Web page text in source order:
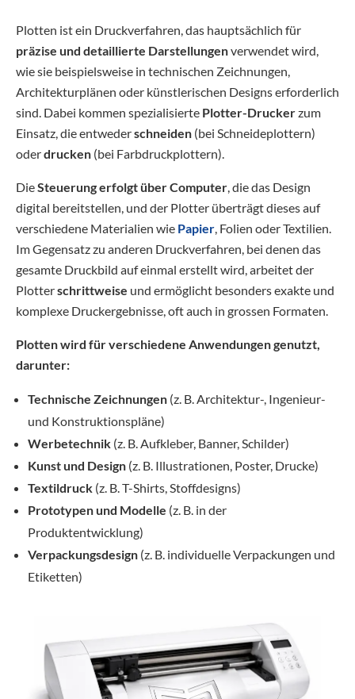
Plotten ist ein Druckverfahren, das hauptsächlich für
präzise und detaillierte Darstellungenverwendet wird,
wie sie beispielsweise in technischen Zeichnungen,
Architekturplänen oder künstlerischen Designs erforderlich
sind. Dabei kommen spezialisierte Plotter-Druckerzum
Einsatz, die entwederschneiden (bei Schneideplottern)
oderdrucken (bei Farbdruckplottern).
DieSteuerung erfolgt über Computer, die das Design
digital bereitstellen, und der Plotter überträgt dieses auf
verschiedene Materialien wie Papier, Folien oder Textilien.
Im Gegensatz zu anderen Druckverfahren, bei denen das
gesamte Druckbild auf einmal erstellt wird, arbeitet der
Plotterschrittweise und ermöglicht besonders exakte und
komplexe Druckergebnisse, oft auch in grossen Formaten.
Plotten wird für verschiedene Anwendungen genutzt,
darunter:
Technische Zeichnungen (z. B. Architektur-, Ingenieur-
und Konstruktionspläne)
Werbetechnik (z. B. Aufkleber, Banner, Schilder)
Kunst und Design (z. B. Illustrationen, Poster, Drucke)
Textildruck (z. B. T-Shirts, Stoffdesigns)
Prototypen und Modelle (z. B. in der
Produktentwicklung)
Verpackungsdesign (z. B. individuelle Verpackungen und
Etiketten)